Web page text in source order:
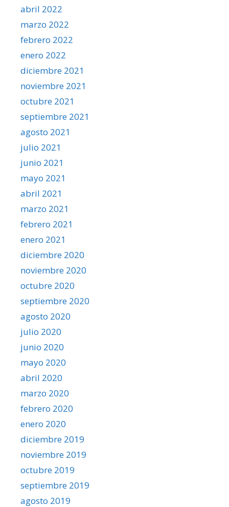
abril 2022
marzo 2022
febrero 2022
enero 2022
diciembre 2021
noviembre 2021
octubre 2021
septiembre 2021
agosto 2021
julio 2021
junio 2021
mayo 2021
abril 2021
marzo 2021
febrero 2021
enero 2021
diciembre 2020
noviembre 2020
octubre 2020
septiembre 2020
agosto 2020
julio 2020
junio 2020
mayo 2020
abril 2020
marzo 2020
febrero 2020
enero 2020
diciembre 2019
noviembre 2019
octubre 2019
septiembre 2019
agosto 2019